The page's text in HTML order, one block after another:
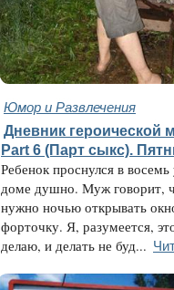
Юмор и Развлечения
Дневник героической
Part 6 (Парт cыкс).
Ребенок проснулся в
доме душно. Муж говорит,
нужно ночью открывать
форточку. Я, разумеется,
делаю, и делать не буд...